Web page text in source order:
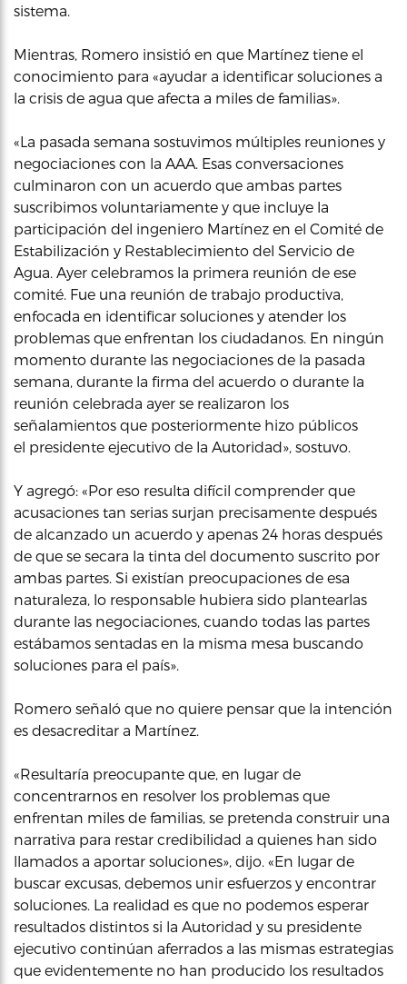
sistema.
Mientras, Romero insistió en que Martínez tiene el
conocimiento para «ayudar a identificar soluciones a
la crisis de agua que afecta a miles de familias».
«La pasada semana sostuvimos múltiples reuniones y
negociaciones con la AAA. Esas conversaciones
culminaron con un acuerdo que ambas partes
suscribimos voluntariamente y que incluye la
participación del ingeniero Martínez en el Comité de
Estabilización y Restablecimiento del Servicio de
Agua. Ayer celebramos la primera reunión de ese
comité. Fue una reunión de trabajo productiva,
enfocada en identificar soluciones y atender los
problemas que enfrentan los ciudadanos. En ningún
momento durante las negociaciones de la pasada
semana, durante la firma del acuerdo o durante la
reunión celebrada ayer se realizaron los
señalamientos que posteriormente hizo públicos
el presidente ejecutivo de la Autoridad», sostuvo.
Y agregó: «Por eso resulta difícil comprender que
acusaciones tan serias surjan precisamente después
de alcanzado un acuerdo y apenas 24 horas después
de que se secara la tinta del documento suscrito por
ambas partes. Si existían preocupaciones de esa
naturaleza, lo responsable hubiera sido plantearlas
durante las negociaciones, cuando todas las partes
estábamos sentadas en la misma mesa buscando
soluciones para el país».
Romero señaló que no quiere pensar que la intención
es desacreditar a Martínez.
«Resultaría preocupante que, en lugar de
concentrarnos en resolver los problemas que
enfrentan miles de familias, se pretenda construir una
narrativa para restar credibilidad a quienes han sido
llamados a aportar soluciones», dijo. «En lugar de
buscar excusas, debemos unir esfuerzos y encontrar
soluciones. La realidad es que no podemos esperar
resultados distintos si la Autoridad y su presidente
ejecutivo continúan aferrados a las mismas estrategias
que evidentemente no han producido los resultados